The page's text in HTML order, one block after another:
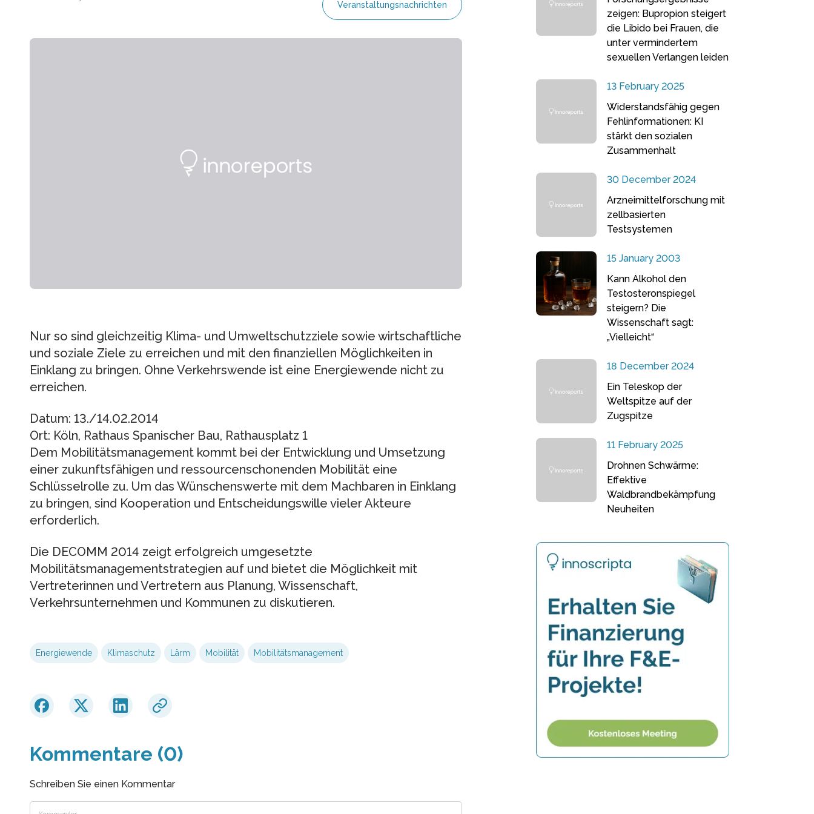
Veranstaltungsnachrichten
Nur so sind gleichzeitig Klima- und Umweltschutzziele sowie wirtschaftliche
und soziale Ziele zu erreichen und mit den finanziellen Möglichkeiten in
Einklang zu bringen. Ohne Verkehrswende ist eine Energiewende nicht zu
erreichen.
Datum: 13./14.02.2014
Ort: Köln, Rathaus Spanischer Bau, Rathausplatz 1
Dem Mobilitätsmanagement kommt bei der Entwicklung und Umsetzung
einer zukunftsfähigen und ressourcenschonenden Mobilität eine
Schlüsselrolle zu. Um das Wünschenswerte mit dem Machbaren in Einklang
zu bringen, sind Kooperation und Entscheidungswille vieler Akteure
erforderlich.
Die DECOMM 2014 zeigt erfolgreich umgesetzte
Mobilitätsmanagementstrategien auf und bietet die Möglichkeit mit
Vertreterinnen und Vertretern aus Planung, Wissenschaft,
Verkehrsunternehmen und Kommunen zu diskutieren.
Energiewende Klimaschutz Lärm Mobilität Mobilitätsmanagement
Kommentare (0)
Schreiben Sie einen Kommentar
zeigen: Bupropion steigert
die Libido bei Frauen, die
unter vermindertem
sexuellen Verlangen leiden
13 February 2025
Widerstandsfähig gegen
Fehlinformationen: KI
stärkt den sozialen
Zusammenhalt
30 December 2024
Arzneimittelforschung mit
zellbasierten
Testsystemen
15 January 2003
Kann Alkohol den
Testosteronspiegel
steigern? Die
Wissenschaft sagt:
„Vielleicht“
18 December 2024
Ein Teleskop der
Weltspitze auf der
Zugspitze
11 February 2025
Drohnen Schwärme:
Effektive
Waldbrandbekämpfung
Neuheiten